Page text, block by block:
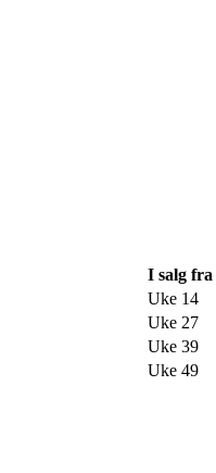
I salg fra
Uke 14
Uke 27
Uke 39
Uke 49